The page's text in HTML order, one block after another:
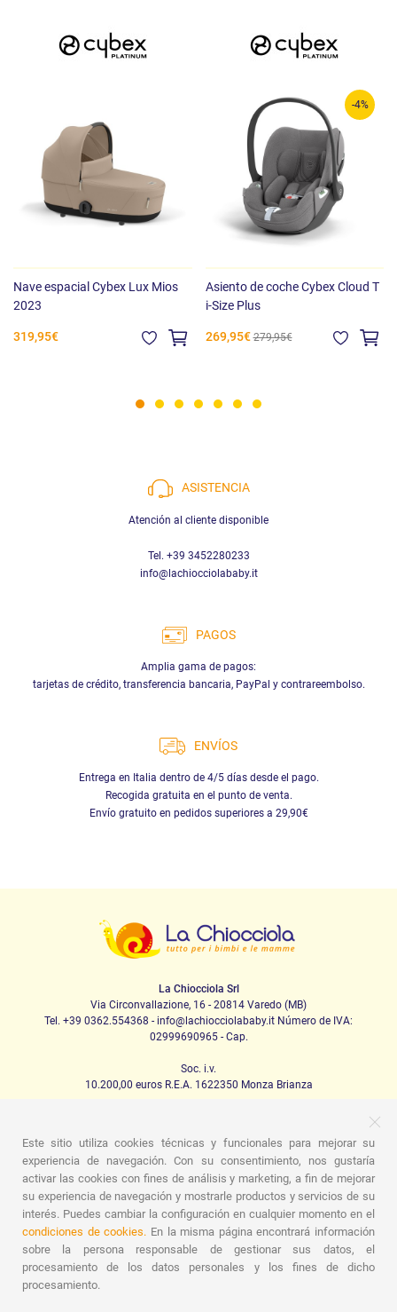
Nave espacial Cybex Lux Mios
2023
319,95€
-4%
Asiento de coche Cybex Cloud T
i-Size Plus
269,95€ 279,95€
ASISTENCIA
Atención al cliente disponible
Tel. +39 3452280233
info@lachiocciolababy.it
PAGOS
Amplia gama de pagos:
tarjetas de crédito, transferencia bancaria, PayPal y contrareembolso.
ENVÍOS
Entrega en Italia dentro de 4/5 días desde el pago.
Recogida gratuita en el punto de venta.
Envío gratuito en pedidos superiores a 29,90€
La Chiocciola Srl
Via Circonvallazione, 16 - 20814 Varedo (MB)
Tel. +39 0362.554368 - info@lachiocciolababy.it Número de IVA:
02999690965 - Cap.
Soc. i.v.
10.200,00 euros R.E.A. 1622350 Monza Brianza
PRODOTTI
Caminando
Asientos de coche La casa
Comida
Canción de cuna
Higiene Mamá y bebé
Prendas
Juego
Tarjeta regalo Kit de set para bebés
Ideas para
regalos
Habitaciones para niños
Promociones
Promociones
Marcas
Este sitio utiliza cookies técnicas y funcionales para mejorar su
experiencia de navegación. Con su consentimiento, nos gustaría
activar las cookies con fines de análisis y marketing, a fin de mejorar
su experiencia de navegación y mostrarle productos y servicios de su
interés. Puedes cambiar la configuración en cualquier momento en el
condiciones de cookies. En la misma página encontrará información
sobre la persona responsable de gestionar sus datos, el
procesamiento de los datos personales y los fines de dicho
procesamiento.